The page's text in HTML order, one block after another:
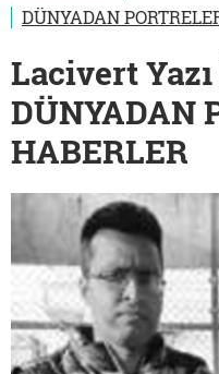
DÜNYADAN
Lacivert
DÜNYADAN
HABERLER